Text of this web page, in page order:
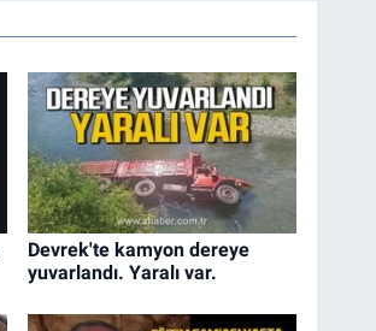
Devrek'te kamyon dereye
yuvarlandı. Yaralı var.